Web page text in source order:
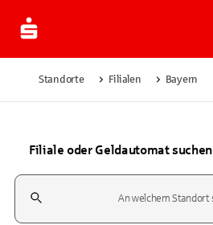
Standorte Filialen Bayern
Filiale oder Geldautomat suchen
Suchfeld